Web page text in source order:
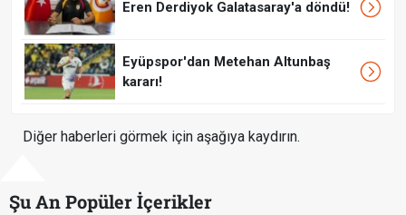
Eren Derdiyok Galatasaray'a döndü!
Eyüpspor'dan Metehan Altunbaş
kararı!
Diğer haberleri görmek için aşağıya kaydırın.
Şu An Popüler İçerikler